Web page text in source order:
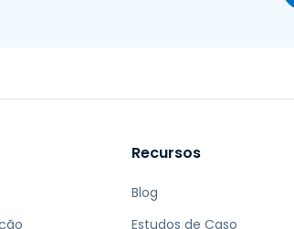
Recursos
Blog
Estudos de Caso